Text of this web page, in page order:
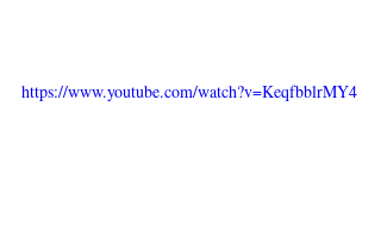
https://www.youtube.com/watch?v=KeqfbblrMY4